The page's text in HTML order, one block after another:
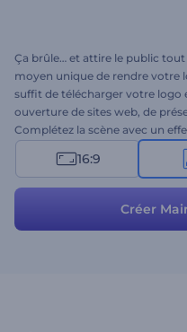
Ça brûle… et attire le public
moyen unique de rendre votre
suffit de télécharger votre logo
ouverture de sites web, de
Complétez la scène avec un
vos clients. Allumez le feu –
16:9
Créer